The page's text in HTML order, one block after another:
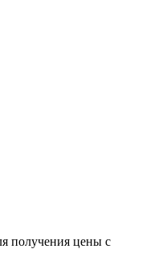
получения цены с